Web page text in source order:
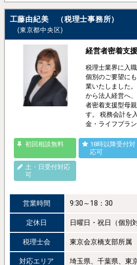
工藤由紀美 （税理士事務所）
(東京都中央区)
経営者密着支
税理士業界に入
個別のご要望に
業いたしました
から法人経営へ
者密着支援型母
す。 税務会計を
金・ライフプラン
初回相談無料
18時以降受付対
応可
土・日受付対応
可
営業時間 9:30～18：30
定休日 日曜日・祝日（個別
税理士会 東京会京橋支部所属
対応エリア 埼玉県、千葉県、東